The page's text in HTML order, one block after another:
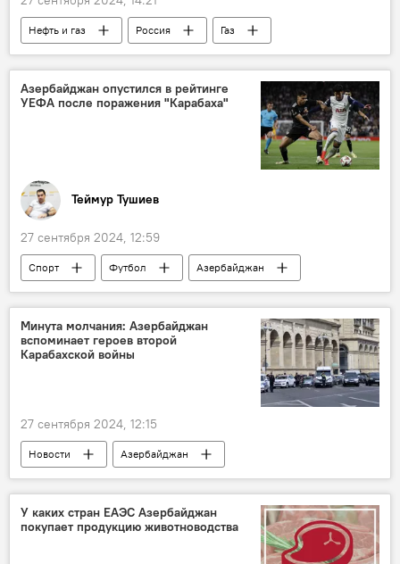
Нефть и газ Россия
Газ
Александр Новак
Вице-премьер
Ближний Восток
Энергетика
Конфликт
Снижение цен
Азербайджан опустился в рейтинге
УЕФА после поражения "Карабаха"
Теймур Тушиев
27 сентября 2024, 12:59
Спорт Футбол
Азербайджан
Великобритания
ФК "Карабах"
Румыния
Болгария
Лига Европы УЕФА
Минута молчания: Азербайджан
вспоминает героев второй
Карабахской войны
27 сентября 2024, 12:15
Новости
Азербайджан
Южный Кавказ
Карабах
Армения
Минута молчания
Война
Конфликт
военная операция Баку
У каких стран ЕАЭС Азербайджан
покупает продукцию животноводства